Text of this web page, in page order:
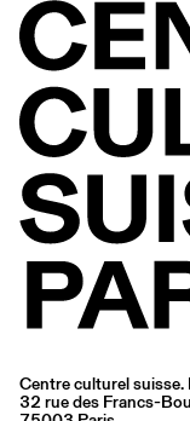
Centre culturel suisse.
32 rue des Francs-